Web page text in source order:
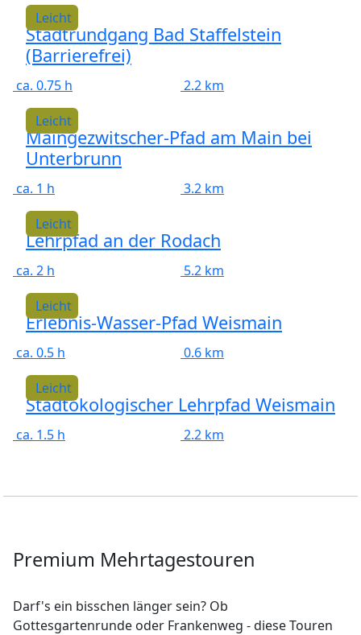
Leicht
Stadtrundgang Bad Staffelstein
(Barrierefrei)
ca. 0.75 h
2.2 km
Leicht
Maingezwitscher-Pfad am Main bei
Unterbrunn
ca. 1 h
3.2 km
Leicht
Lehrpfad an der Rodach
ca. 2 h
5.2 km
Leicht
Erlebnis-Wasser-Pfad Weismain
ca. 0.5 h
0.6 km
Leicht
Stadtökologischer Lehrpfad Weismain
ca. 1.5 h 2.2 km
Premium Mehrtagestouren
Darf's ein bisschen länger sein? Ob
Gottesgartenrunde oder Frankenweg - diese Touren